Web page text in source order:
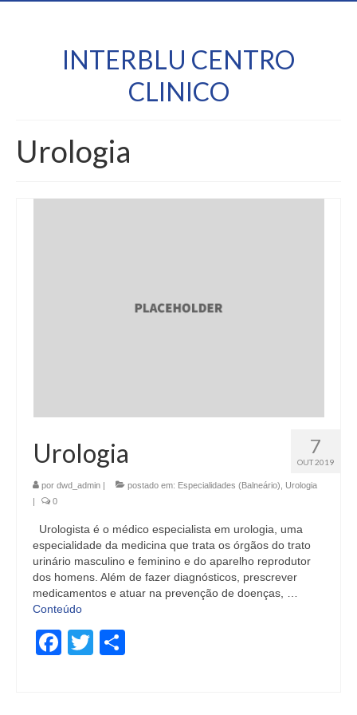
INTERBLU CENTRO
CLINICO
Urologia
7
OUT 2019
Urologia
por dwd_admin | postado em: Especialidades (Balneário)
Urologia
|
0
Urologista é o médico especialista em urologia, uma
especialidade da medicina que trata os órgãos do trato
urinário masculino e feminino e do aparelho reprodutor
dos homens. Além de fazer diagnósticos, prescrever
medicamentos e atuar na prevenção de doenças, …
Conteúdo
Facebook
Twitter